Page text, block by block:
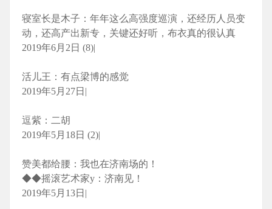
寝室长是木子：年年这么高强度巡演，还经历人员变
动，还高产出新专，关键还好听，布衣真的很认真
2019年6月2日 (8)|
活儿王：有点梁博的感觉
2019年5月27日|
逗紫：二胡
2019年5月18日 (2)|
赞美都给腰：我也在济南场的！
◆◆摇滚艺术家y：济南见！
2019年5月13日|